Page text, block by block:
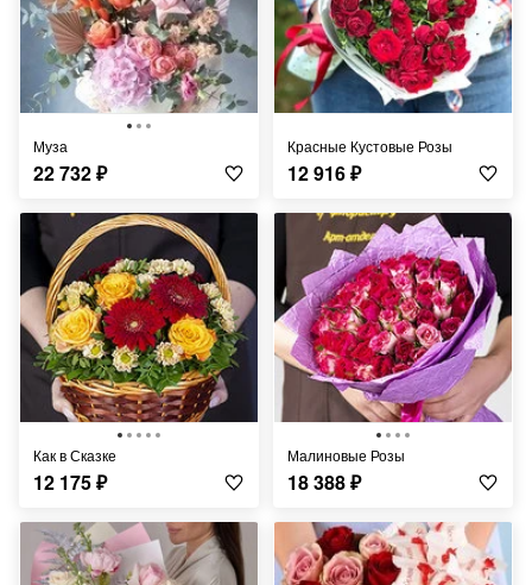
Муза
22 732₽
Красные Кустовые Розы
12 916₽
Как в Сказке
12 175₽
Малиновые Розы
18 388₽